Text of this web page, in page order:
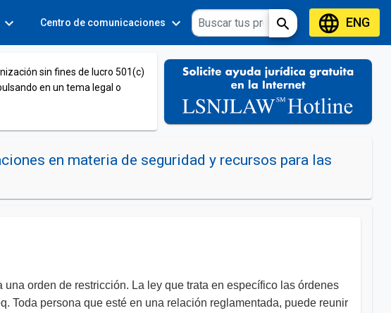
expand_more Centro de comunicaciones expand_more Toolsexpand_more search languageENG
sin fines de lucro 501(c)
en un tema legal o
en materia de seguridad y recursos para las
orden de restricción. La ley que trata en específico las órdenes
Toda persona que esté en una relación reglamentada, puede reunir